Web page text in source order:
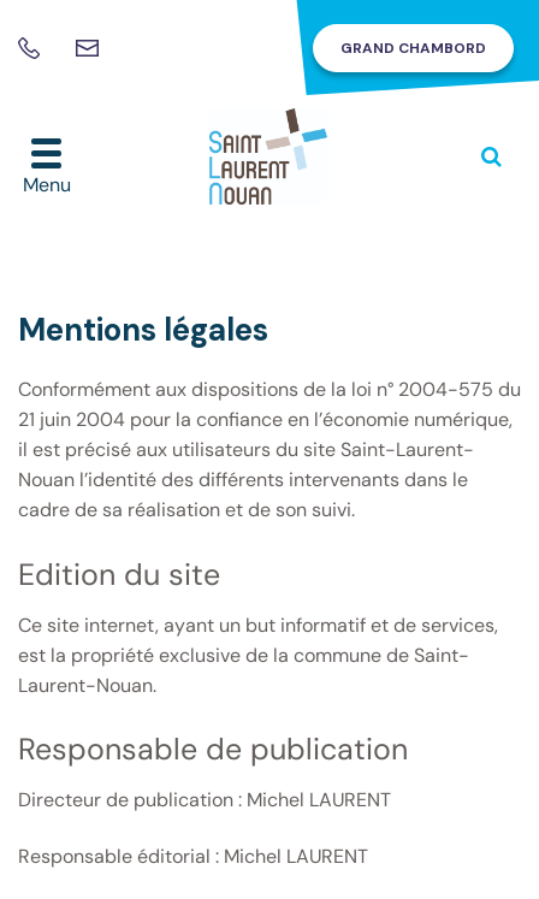
45
60
GRAND CHAMBORD
Menu
Mentions légales
Conformément aux dispositions de la loi n° 2004-575 du
21 juin 2004 pour la confiance en l’économie numérique,
il est précisé aux utilisateurs du site Saint-Laurent-
Nouan l’identité des différents intervenants dans le
cadre de sa réalisation et de son suivi.
Edition du site
Ce site internet, ayant un but informatif et de services,
est la propriété exclusive de la commune de Saint-
Laurent-Nouan.
Responsable de publication
Directeur de publication : Michel LAURENT
Responsable éditorial : Michel LAURENT